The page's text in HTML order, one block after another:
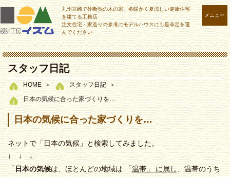
メニュー
九州宮崎で外断熱の木の家、冬暖かく夏涼しい健康住宅
を建てる工務店
注文住宅・家造りの参考にモデルハウスにも是非足を運
んでください
スタッフ日記
HOME
スタッフ日記
日本の気候に合った家づくりを…
日本の気候に合った家づくりを…
ネットで「日本の気候」と検索してみました。
↓ ↓ ↓
「日本の気候は、ほとんどの地域は 「温帯」 に属し 、温帯のうち